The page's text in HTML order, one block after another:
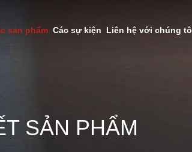
sản phẩm Các sự kiện Liên hệ với chúng
SẢN PHẨM